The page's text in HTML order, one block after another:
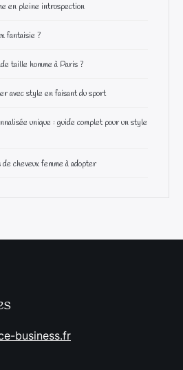
en pleine introspection
fantaisie ?
taille homme à Paris ?
avec style en faisant du sport
unique : guide complet pour un style
cheveux femme à adopter
business.fr